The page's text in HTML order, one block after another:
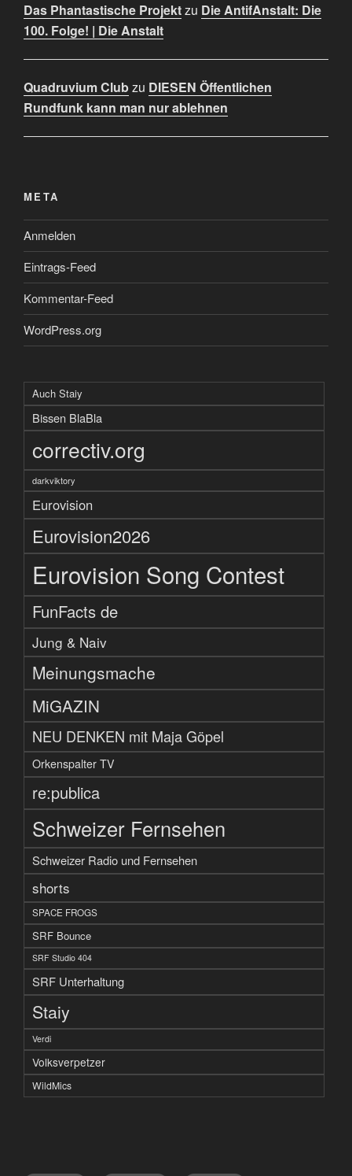
Das Phantastische Projektzu Die AntifAnstalt: Die
100. Folge! | Die Anstalt
Quadruvium Clubzu DIESEN Öffentlichen
Rundfunk kann man nur ablehnen
META
Anmelden
Eintrags-Feed
Kommentar-Feed
WordPress.org
Auch Staiy
Bissen BlaBla
correctiv.org
darkviktory
Eurovision
Eurovision2026
Eurovision Song Contest
FunFacts de
Jung & Naiv
Meinungsmache
MiGAZIN
NEU DENKEN mit Maja Göpel
Orkenspalter TV
re:publica
Schweizer Fernsehen
Schweizer Radio und Fernsehen
shorts
SPACE FROGS
SRF Bounce
SRF Studio 404
SRF Unterhaltung
Staiy
Verdi
Volksverpetzer
WildMics